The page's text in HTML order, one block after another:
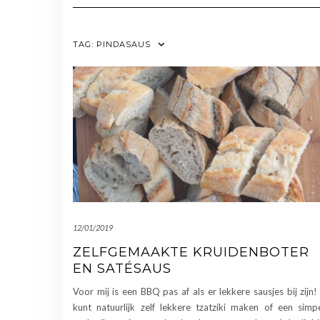
TAG: PINDASAUS
12/01/2019
ZELFGEMAAKTE KRUIDENBOTER
EN SATÉSAUS
Voor mij is een BBQ pas af als er lekkere sausjes bij zijn!
kunt natuurlijk zelf lekkere tzatziki maken of een